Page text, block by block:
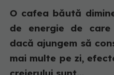
O cafea băută
de energie de
dacă ajungem să
mai multe pe zi,